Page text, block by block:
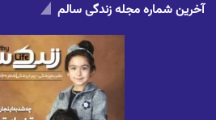
آخرین شماره مجله زندگی سالم